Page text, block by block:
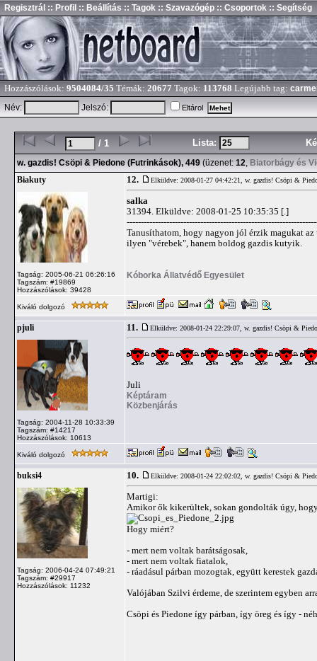
Regisztrál :: Profil :: Beállítás :: Tagok :: Szavazógép :: Csoportok :: Segítség
Hozzászólások: 9504084/35 Témák: 20677 Tagok: 113768 Legújabb tag:
Név:
Jelszó: Eltárol
/ 1 Lista:
w. gazdis! Csöpi & Piedone (Futrinkások), 449 (üzenet: 12, Biatorbágy és
Biakuty
Tagság: 2005-06-21 06:26:16
Tagszám: #19869
Hozzászólások: 39428
12. Elküldve: 2008-01-27 04:42:21, w. gazdis! Csöpi &
salka
31394. Elküldve: 2008-01-25 10:35:35 [.]
Tanusíthatom, hogy nagyon jól érzik magukat
ilyen "vérebek", hanem boldog gazdis kutyik.
Kóborka Állatvédő Egyesület
Kiváló dolgozó
pjuli
Tagság: 2004-11-28 10:33:39
Tagszám: #14217
Hozzászólások: 10613
11. Elküldve: 2008-01-24 22:29:07, w. gazdis! Csöpi &
Juli
Képtáram
Közbenjárás
Kiváló dolgozó
buksi4
Tagság: 2006-04-24 07:49:21
Tagszám: #29917
Hozzászólások: 11232
10. Elküldve: 2008-01-24 22:02:02, w. gazdis! Csöpi &
Martigi:
Amikor ők kikerültek, sokan gondolták úgy,
Hogy miért?
- mert nem voltak barátságosak,
- mert nem voltak fiatalok,
- ráadásul párban mozogtak, együtt kerestek
Valójában Szilvi érdeme, de szerintem egyben
Csöpi és Piedone így párban, így öreg és így -